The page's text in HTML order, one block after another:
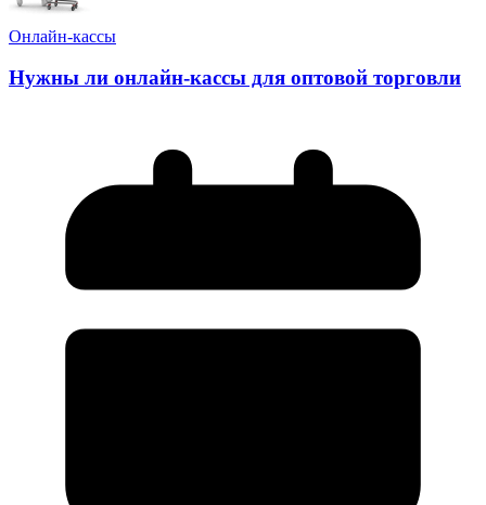
Онлайн-кассы
Нужны ли онлайн-кассы для оптовой торговли